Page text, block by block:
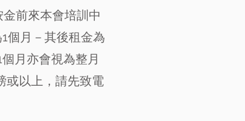
前來本會培訓中
個月－其後租金為
月亦會視為整月
或以上，請先致電